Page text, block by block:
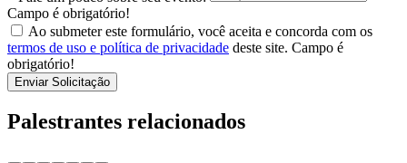
Campo é obrigatório!
Ao submeter este formulário, você aceita e concorda com os
termos de uso e política de privacidade deste site. Campo é
obrigatório!
Enviar Solicitação
Palestrantes relacionados